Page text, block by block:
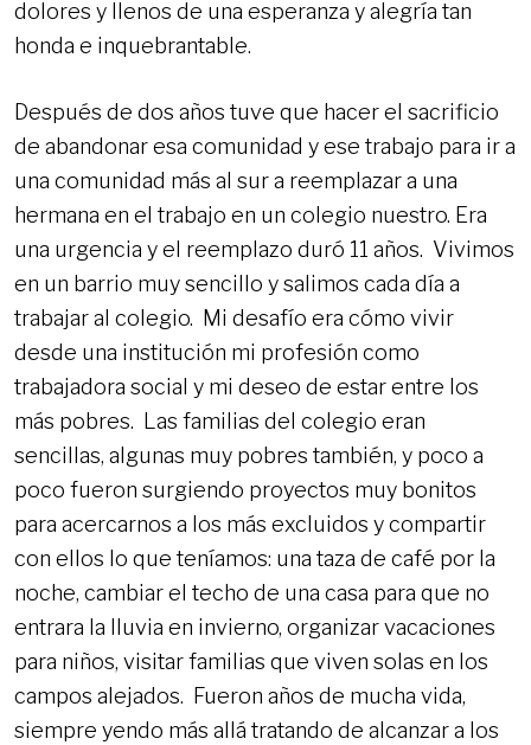
dolores y llenos de una esperanza y alegría tan
honda e inquebrantable.
Después de dos años tuve que hacer el sacrificio
de abandonar esa comunidad y ese trabajo para ir a
una comunidad más al sur a reemplazar a una
hermana en el trabajo en un colegio nuestro. Era
una urgencia y el reemplazo duró 11 años. Vivimos
en un barrio muy sencillo y salimos cada día a
trabajar al colegio. Mi desafío era cómo vivir
desde una institución mi profesión como
trabajadora social y mi deseo de estar entre los
más pobres. Las familias del colegio eran
sencillas, algunas muy pobres también, y poco a
poco fueron surgiendo proyectos muy bonitos
para acercarnos a los más excluidos y compartir
con ellos lo que teníamos: una taza de café por la
noche, cambiar el techo de una casa para que no
entrara la lluvia en invierno, organizar vacaciones
para niños, visitar familias que viven solas en los
campos alejados. Fueron años de mucha vida,
siempre yendo más allá tratando de alcanzar a los